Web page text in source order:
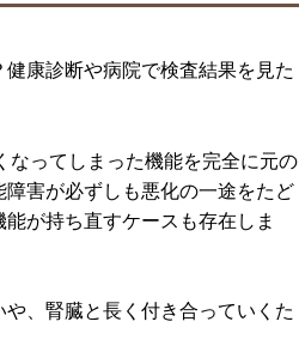
康診断や病院で検査結果を見た
なってしまった機能を完全に元の
害が必ずしも悪化の一途をたど
が持ち直すケースも存在しま
、腎臓と長く付き合っていくた